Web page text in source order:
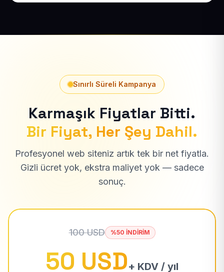
Sınırlı Süreli Kampanya
Karmaşık Fiyatlar Bitti.
Bir Fiyat, Her Şey Dahil.
Profesyonel web siteniz artık tek bir net fiyatla.
Gizli ücret yok, ekstra maliyet yok — sadece
sonuç.
100 USD %50 İNDİRİM
50 USD+ KDV / yıl